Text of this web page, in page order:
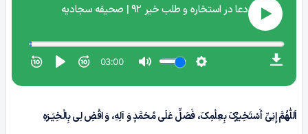
اَللّٰهُمَّإِنِیِّ أَسْتَخِیرُکَ‏ بِعِلْمِکَ‏، فَصَلِّ عَلَى مُحَمَّدٍ وَ آلِهِ، وَ اقْضِ لِی بِالْخِیَـرَهِ